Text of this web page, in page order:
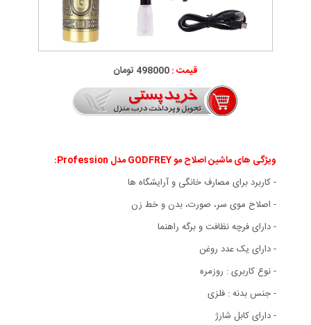
قیمت :498000 تومان
ویژگی های ماشین اصلاح مو GODFREY مدل Profession
:
- کاربرد برای مصارف خانگی و آرایشگاه ها
- اصلاح موی سر، صورت، بدن و خط زن
- دارای فرچه نظافت و برگه راهنما
- دارای یک عدد روغن
- نوع کاربری : روزمره
- جنس بدنه : فلزی
- دارای کابل شارژ